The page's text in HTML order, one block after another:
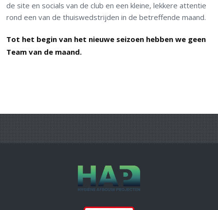
de site en socials van de club en een kleine, lekkere attentie
rond een van de thuiswedstrijden in de betreffende maand.
Tot het begin van het nieuwe seizoen hebben we geen
Team van de maand.